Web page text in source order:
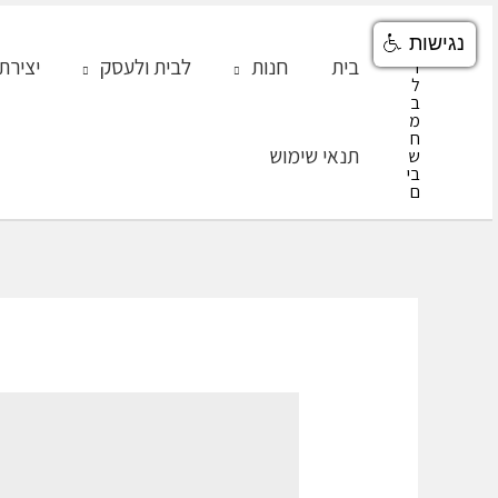
דילוג
בית חנות לבית ולעסק
תנאי שימוש
נגישות